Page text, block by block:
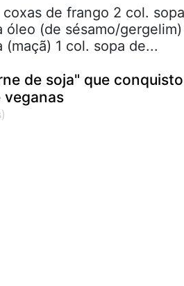
coxas de frango 2 col.
óleo (de sésamo/
1 col. sopa de...
de soja" que
veganas